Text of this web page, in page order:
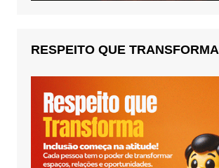
RESPEITO QUE TRANSFORMA